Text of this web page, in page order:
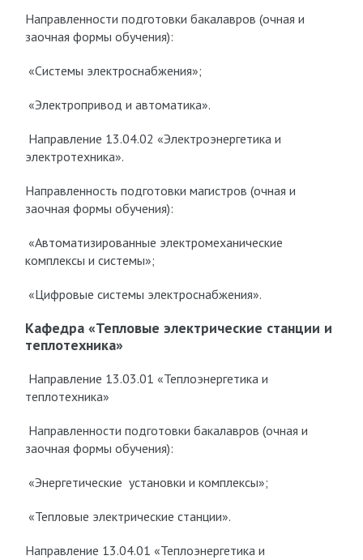
Направленности подготовки бакалавров (очная и
заочная формы обучения):
«Системы электроснабжения»;
«Электропривод и автоматика».
Направление 13.04.02 «Электроэнергетика и
электротехника».
Направленность подготовки магистров (очная и
заочная формы обучения):
«Автоматизированные электромеханические
комплексы и системы»;
«Цифровые системы электроснабжения».
Кафедра «Тепловые электрические станции и
теплотехника»
Направление 13.03.01 «Теплоэнергетика и
теплотехника»
Направленности подготовки бакалавров (очная и
заочная формы обучения):
«Энергетические установки и комплексы»;
«Тепловые электрические станции».
Направление 13.04.01 «Теплоэнергетика и